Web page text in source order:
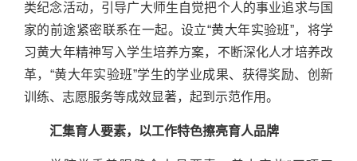
类纪念活动，引导广大师生自觉把个人的事业追求与国
家的前途紧密联系在一起。设立“黄大年实验班”，将学
习黄大年精神写入学生培养方案，不断深化人才培养改
革，“黄大年实验班”学生的学业成果、获得奖励、创新
训练、志愿服务等成效显著，起到示范作用。
汇集育人要素，以工作特色擦亮育人品牌